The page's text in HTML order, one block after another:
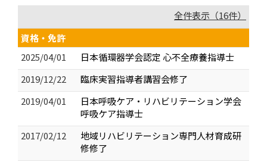
全件表示（16件）
資格・免許
2025/04/01
日本循環器学会認定 心不全療養指導士
2019/12/22
臨床実習指導者講習会修了
2019/04/01
日本呼吸ケア・リハビリテーション学会
呼吸ケア指導士
2017/02/12
地域リハビリテーション専門人材育成研
修修了